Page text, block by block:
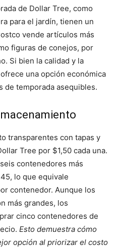
de Dollar Tree, como
para el jardín, tienen un
vende artículos más
figuras de conejos, por
Si bien la calidad y la
una opción económica
de temporada asequibles.
transparentes con tapas y
Tree por $1,50 cada una.
contenedores más
lo que equivale
contenedor. Aunque los
más grandes, los
cinco contenedores de
Esto demuestra cómo
opción al priorizar el costo